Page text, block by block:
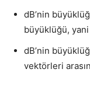
dB’nin
büyüklüğü, yani
dB’nin
vektörleri